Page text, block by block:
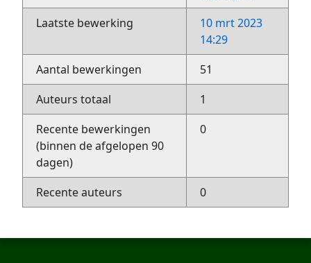
Laatste bewerking
10 mrt 2023
14:29
Aantal bewerkingen
51
Auteurs totaal
1
Recente bewerkingen
(binnen de afgelopen 90
dagen)
0
Recente auteurs 0